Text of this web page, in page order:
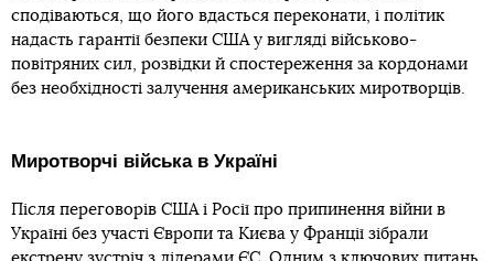
сподіваються, що його вдасться переконати, і політик
надасть гарантії безпеки США у вигляді військово-
повітряних сил, розвідки й спостереження за кордонами
без необхідності залучення американських миротворців.
Миротворчі війська в Україні
Після переговорів США і Росії про припинення війни в
Україні без участі Європи та Києва у Франції зібрали